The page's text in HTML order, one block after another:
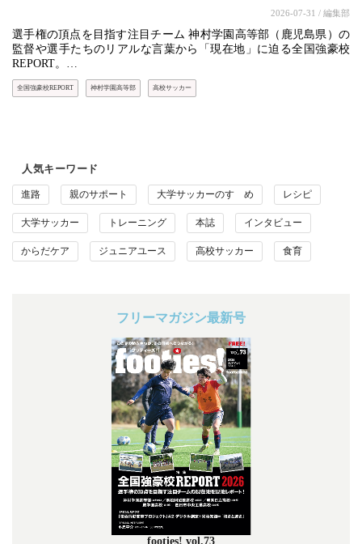
2026-07-31 / 編集部
選手権の頂点を目指す注目チーム 神村学園高等部（鹿児島県）の
監督や選手たちのリアルな言葉から「現在地」に迫る全国強豪校
REPORT。…
全国強豪校REPORT 神村学園高等部 高校サッカー
人気キーワード
進路 親のサポート 大学サッカーのすゝめ レシピ
大学サッカー トレーニング 本誌 インタビュー
からだケア ジュニアユース 高校サッカー 食育
フリーマガジン最新号
footies! vol.73